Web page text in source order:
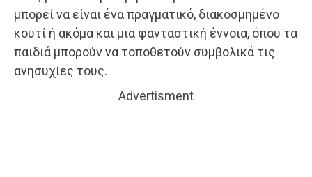
μπορεί να είναι ένα πραγματικό, διακοσμημένο
κουτί ή ακόμα και μια φανταστική έννοια, όπου τα
παιδιά μπορούν να τοποθετούν συμβολικά τις
ανησυχίες τους.
Advertisment